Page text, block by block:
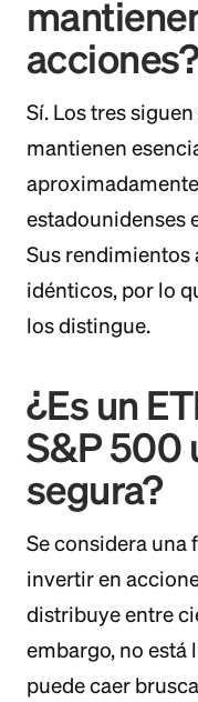
Sí. Los tres
mantienen
estadounidenses
Sus rendimientos
idénticos, por lo
los distingue.
¿Es un
S&P 500
segura?
Se considera una
invertir en
distribuye entre
embargo, no está
puede caer